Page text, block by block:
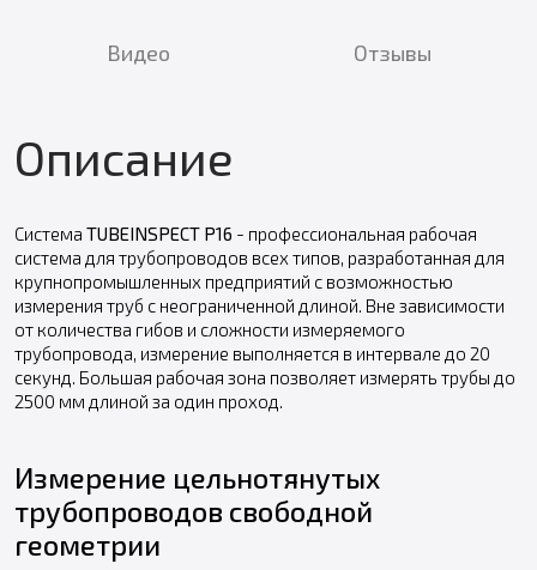
Видео Отзывы
Описание
Система TUBEINSPECT P16 - профессиональная рабочая
система для трубопроводов всех типов, разработанная для
крупнопромышленных предприятий с возможностью
измерения труб с неограниченной длиной. Вне зависимости
от количества гибов и сложности измеряемого
трубопровода, измерение выполняется в интервале до 20
секунд. Большая рабочая зона позволяет измерять трубы до
2500 мм длиной за один проход.
Измерение цельнотянутых
трубопроводов свободной
геометрии